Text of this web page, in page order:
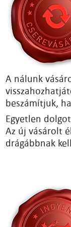
A nálunk
beszámítjuk,
Egyetlen
Az új vásárolt
drágábbnak